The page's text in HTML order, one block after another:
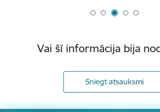
Vai šī informācija bija
Sniegt atsauksmi